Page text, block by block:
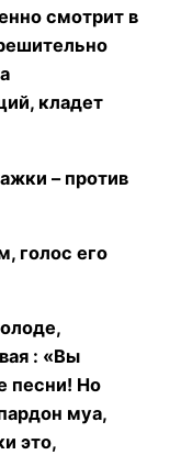
смотрит в
кладет
– против
голос его
: «Вы
песни! Но
муа,
это,